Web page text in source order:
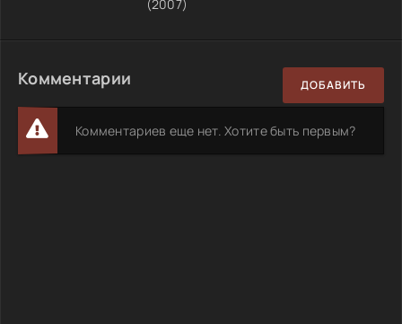
(2007)
Комментарии ДОБАВИТЬ
Комментариев еще нет. Хотите быть первым?